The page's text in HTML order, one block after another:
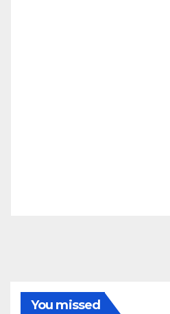
You missed